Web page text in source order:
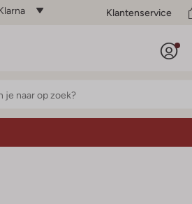
Klantenservice